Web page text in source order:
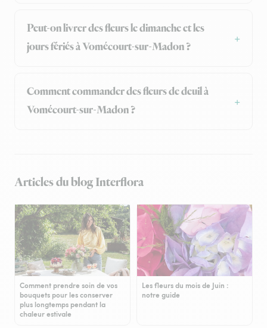
Peut-on livrer des fleurs le dimanche et les
jours fériés à Vomécourt-sur-Madon ?
Comment commander des fleurs de deuil à
Vomécourt-sur-Madon ?
Articles du blog Interflora
Comment prendre soin de vos
bouquets pour les conserver
plus longtemps pendant la
chaleur estivale
Les fleurs du mois de Juin :
notre guide